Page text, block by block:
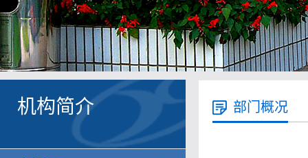
机构简介 部门概况